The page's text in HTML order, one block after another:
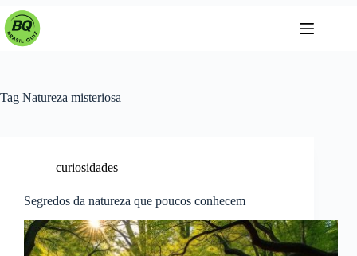
Pular
para
Tag Natureza misteriosa
curiosidades
Segredos da natureza que poucos conhecem